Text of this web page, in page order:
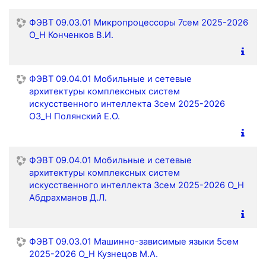
ФЭВТ 09.03.01 Микропроцессоры 7сем 2025-2026
О_Н Конченков В.И.
ФЭВТ 09.04.01 Мобильные и сетевые
архитектуры комплексных систем
искусственного интеллекта 3сем 2025-2026
ОЗ_Н Полянский Е.О.
ФЭВТ 09.04.01 Мобильные и сетевые
архитектуры комплексных систем
искусственного интеллекта 3сем 2025-2026 О_Н
Абдрахманов Д.Л.
ФЭВТ 09.03.01 Машинно-зависимые языки 5сем
2025-2026 О_Н Кузнецов М.А.